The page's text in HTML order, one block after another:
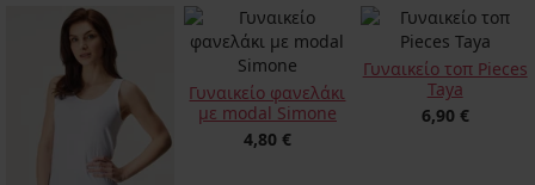
Γυναικείο φανελάκι
με modal Simone
4,80 €
Γυναικείο τοπ Pieces
Taya
6,90 €